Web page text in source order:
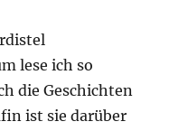
lese ich so
die Geschichten
ist sie darüber